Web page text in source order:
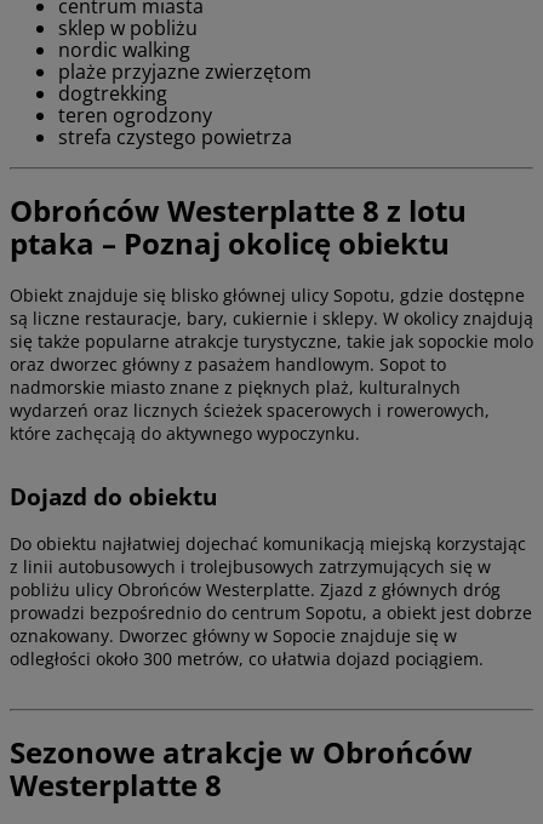
centrum miasta
sklep w pobliżu
nordic walking
plaże przyjazne zwierzętom
dogtrekking
teren ogrodzony
strefa czystego powietrza
Obrońców Westerplatte 8 z lotu
ptaka – Poznaj okolicę obiektu
Obiekt znajduje się blisko głównej ulicy Sopotu, gdzie dostępne
są liczne restauracje, bary, cukiernie i sklepy. W okolicy znajdują
się także popularne atrakcje turystyczne, takie jak sopockie molo
oraz dworzec główny z pasażem handlowym. Sopot to
nadmorskie miasto znane z pięknych plaż, kulturalnych
wydarzeń oraz licznych ścieżek spacerowych i rowerowych,
które zachęcają do aktywnego wypoczynku.
Dojazd do obiektu
Do obiektu najłatwiej dojechać komunikacją miejską korzystając
z linii autobusowych i trolejbusowych zatrzymujących się w
pobliżu ulicy Obrońców Westerplatte. Zjazd z głównych dróg
prowadzi bezpośrednio do centrum Sopotu, a obiekt jest dobrze
oznakowany. Dworzec główny w Sopocie znajduje się w
odległości około 300 metrów, co ułatwia dojazd pociągiem.
Sezonowe atrakcje w Obrońców
Westerplatte 8